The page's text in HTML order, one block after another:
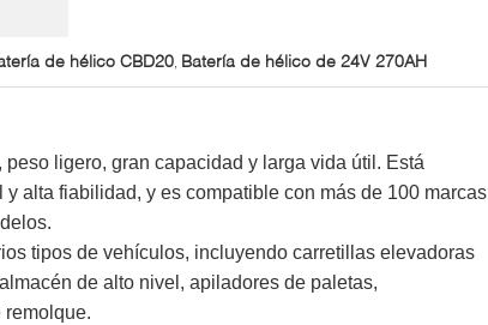
de hélico CBD20, Batería de hélico de 24V 270AH
ligero, gran capacidad y larga vida útil. Está
alta fiabilidad, y es compatible con más de 100 marcas
tipos de vehículos, incluyendo carretillas elevadoras
de alto nivel, apiladores de paletas,
remolque.